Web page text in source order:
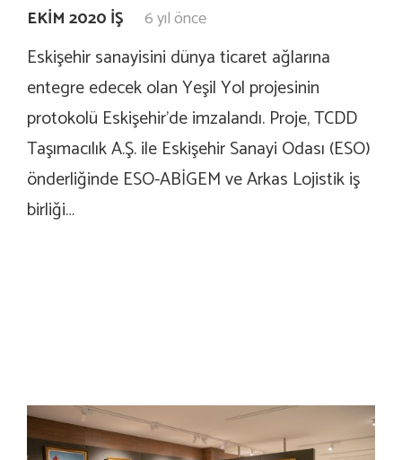
EKIM 2020 İŞ 6 yıl önce
Eskişehir sanayisini dünya ticaret ağlarına
entegre edecek olan Yeşil Yol projesinin
protokolü Eskişehir’de imzalandı. Proje, TCDD
Taşımacılık A.Ş. ile Eskişehir Sanayi Odası (ESO)
önderliğinde ESO-ABİGEM ve Arkas Lojistik iş
birliği…